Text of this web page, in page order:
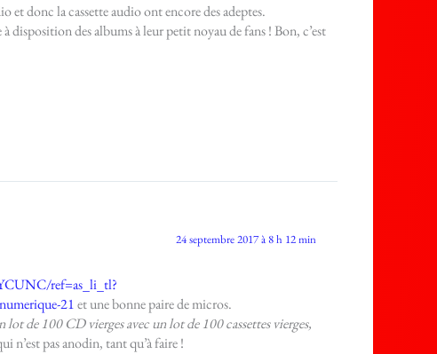
donc la cassette audio ont encore des adeptes.
des albums à leur petit noyau de fans ! Bon, c’est
24 septembre 2017 à 8 h 12 min
ref=as_li_tl?
21et une bonne paire de micros.
de 100 CD vierges avec un lot de 100 cassettes vierges,
n’est pas anodin, tant qu’à faire !